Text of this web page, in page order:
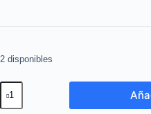
2 disponibles
Labial
Ultramate